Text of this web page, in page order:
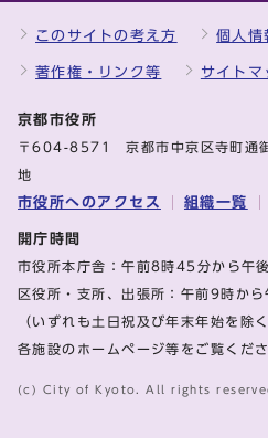
このサイトの考え方 個人情
著作権・リンク等 サイトマ
京都市役所
〒604-8571 京都市中京区寺町通
地
市役所へのアクセス 組織一覧
開庁時間
市役所本庁舎：午前8時45分から
区役所・支所、出張所：午前9時か
（いずれも土日祝及び年末年始を除
各施設のホームページ等をご覧くださ
(c) City of Kyoto. All rights